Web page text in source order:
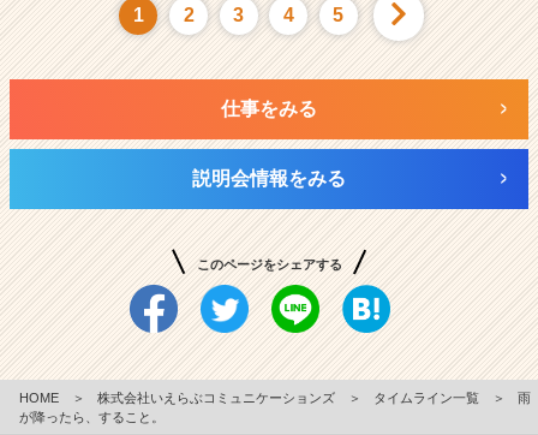
1 2 3 4 5
仕事をみる
説明会情報をみる
このページをシェアする
HOME ＞ 株式会社いえらぶコミュニケーションズ ＞ タイムライン一覧 ＞
雨
が降ったら、すること。